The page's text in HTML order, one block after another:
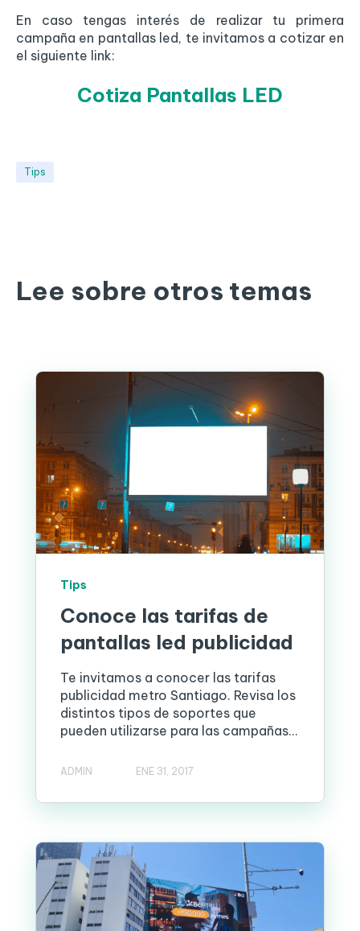
En caso tengas interés de realizar tu primera
campaña en pantallas led, te invitamos a cotizar en
el siguiente link:
Cotiza Pantallas LED
Tips
Lee sobre otros temas
Tips
Conoce las tarifas de
pantallas led publicidad
Te invitamos a conocer las tarifas
publicidad metro Santiago. Revisa los
distintos tipos de soportes que
pueden utilizarse para las campañas...
ADMIN ENE 31, 2017